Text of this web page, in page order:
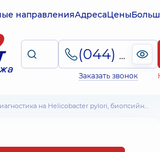
направленияАдресаЦены
(044) 495-2-888
Заказать звонок
на Helicobacter pylori, биопсийный уреазный тест